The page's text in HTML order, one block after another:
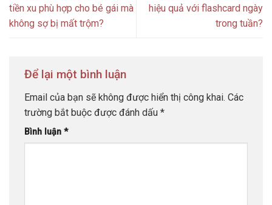
tiền xu phù hợp cho bé gái mà
không sợ bị mất trộm?
hiệu quả với flashcard ngày
trong tuần?
Để lại một bình luận
Email của bạn sẽ không được hiển thị công khai. Các
trường bắt buộc được đánh dấu *
Bình luận *